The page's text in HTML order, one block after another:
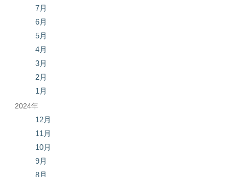
7月
6月
5月
4月
3月
2月
1月
2024年
12月
11月
10月
9月
8月